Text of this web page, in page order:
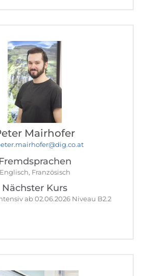
Mairhofer
Fremdsprachen
Englisch, Französisch
Nächster Kurs
ab 02.06.2026 Niveau B2.2